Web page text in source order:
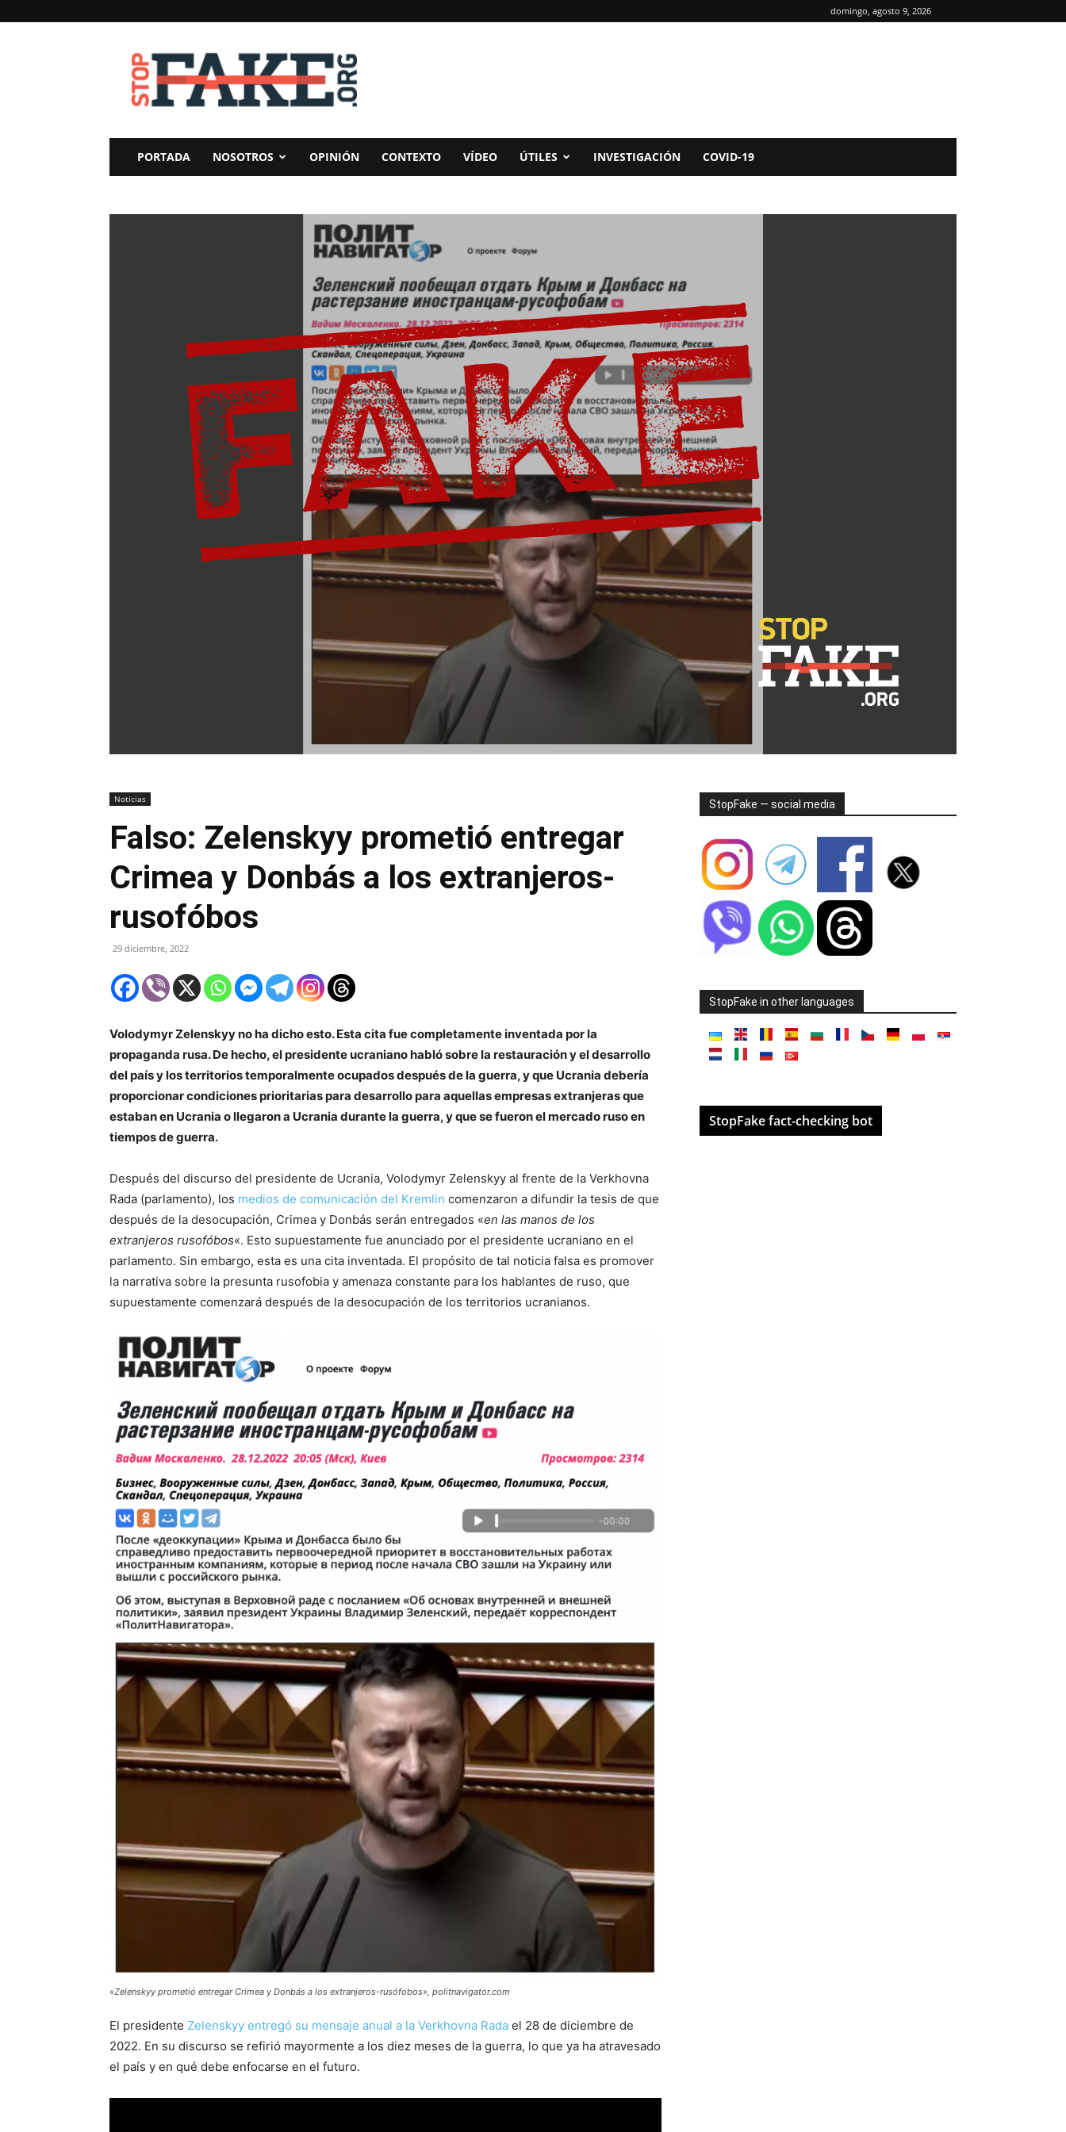
domingo, agosto 9, 2026
StopFake
PORTADA NOSOTROS OPINIÓN CONTEXTO VÍDEO ÚTILES INVESTIGACIÓN COVID-19
Noticias
Falso: Zelenskyy prometió entregar
Crimea y Donbás a los extranjeros-
rusofóbos
29 diciembre, 2022
Volodymyr Zelenskyy no ha dicho esto. Esta cita fue completamente inventada por la
propaganda rusa. De hecho, el presidente ucraniano habló sobre la restauración y el desarrollo
del país y los territorios temporalmente ocupados después de la guerra, y que Ucrania debería
proporcionar condiciones prioritarias para desarrollo para aquellas empresas extranjeras que
estaban en Ucrania o llegaron a Ucrania durante la guerra, y que se fueron el mercado ruso en
tiempos de guerra.
Después del discurso del presidente de Ucrania, Volodymyr Zelenskyy al frente de la Verkhovna
Rada (parlamento), los medios de comunicación del Kremlin comenzaron a difundir la tesis de que
después de la desocupación, Crimea y Donbás serán entregados «en las manos de los
extranjeros rusofóbos«. Esto supuestamente fue anunciado por el presidente ucraniano en el
parlamento. Sin embargo, esta es una cita inventada. El propósito de tal noticia falsa es promover
la narrativa sobre la presunta rusofobia y amenaza constante para los hablantes de ruso, que
supuestamente comenzará después de la desocupación de los territorios ucranianos.
«Zelenskyy prometió entregar Crimea y Donbás a los extranjeros-rusófobos», politnavigator.com
El presidente Zelenskyy entregó su mensaje anual a la Verkhovna Rada el 28 de diciembre de
2022. En su discurso se refirió mayormente a los diez meses de la guerra, lo que ya ha atravesado
el país y en qué debe enfocarse en el futuro.
StopFake — social media
StopFake in other languages
StopFake fact-checking bot